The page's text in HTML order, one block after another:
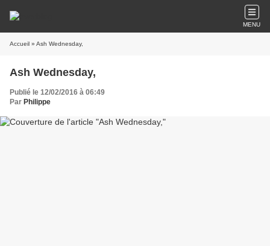
MENU
Accueil » Ash Wednesday,
Ash Wednesday,
Publié le 12/02/2016 à 06:49
Par Philippe